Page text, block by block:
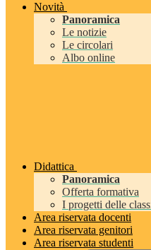
Novità
Panoramica
Le notizie
Le circolari
Albo online
Didattica
Panoramica
Offerta formativa
I progetti delle
Area riservata docenti
Area riservata genitori
Area riservata studenti